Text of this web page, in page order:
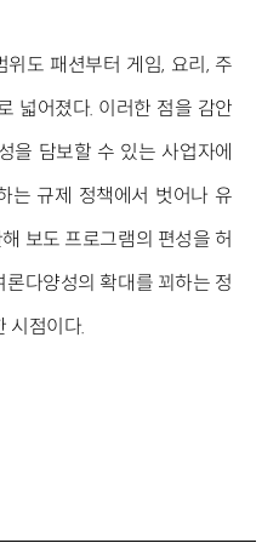
도 패션부터 게임, 요리, 주
넓어졌다. 이러한 점을 감안
을 담보할 수 있는 사업자에
는 규제 정책에서 벗어나 유
보도 프로그램의 편성을 허
다양성의 확대를 꾀하는 정
시점이다.